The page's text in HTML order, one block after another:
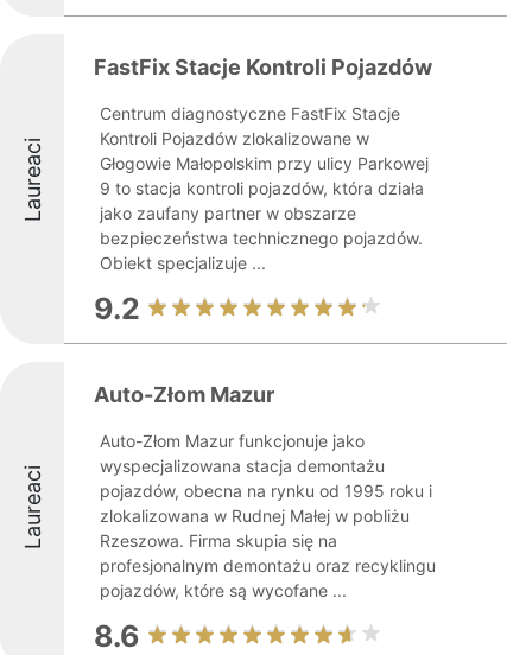
Laureaci
FastFix Stacje Kontroli Pojazdów
Centrum diagnostyczne FastFix Stacje
Kontroli Pojazdów zlokalizowane w
Głogowie Małopolskim przy ulicy Parkowej
9 to stacja kontroli pojazdów, która działa
jako zaufany partner w obszarze
bezpieczeństwa technicznego pojazdów.
Obiekt specjalizuje ...
9.2
Laureaci
Auto-Złom Mazur
Auto-Złom Mazur funkcjonuje jako
wyspecjalizowana stacja demontażu
pojazdów, obecna na rynku od 1995 roku i
zlokalizowana w Rudnej Małej w pobliżu
Rzeszowa. Firma skupia się na
profesjonalnym demontażu oraz recyklingu
pojazdów, które są wycofane ...
8.6